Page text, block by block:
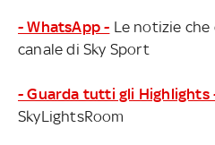
- WhatsApp - Le notizie che
canale di Sky Sport
- Guarda tutti gli Highlights
SkyLightsRoom